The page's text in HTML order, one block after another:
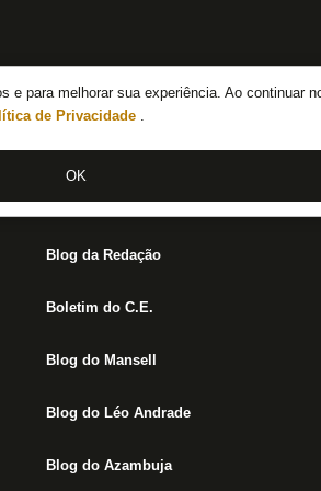
e para melhorar sua experiência. Ao continuar
de Privacidade .
OK
Notícias do Botafogo
Fórum
Jogos
Blog da Redação
Boletim do C.E.
Blog do Mansell
Blog do Léo Andrade
Blog do Azambuja
Carabobo e